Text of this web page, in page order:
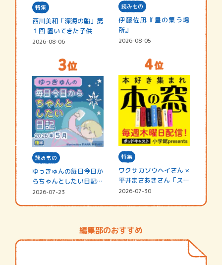
特集
西川美和「深海の船」第
１回 置いてきた子供
2026-08-06
読みもの
伊藤佐凪『星の集う場
所』
2026-08-05
読みもの
ゆっきゅんの毎日今日か
らちゃんとしたい日記
☆202…
2026-07-23
特集
ワクサカソウヘイさん ×
平井まさあきさん「スペ
シャ…
2026-07-30
編集部のおすすめ